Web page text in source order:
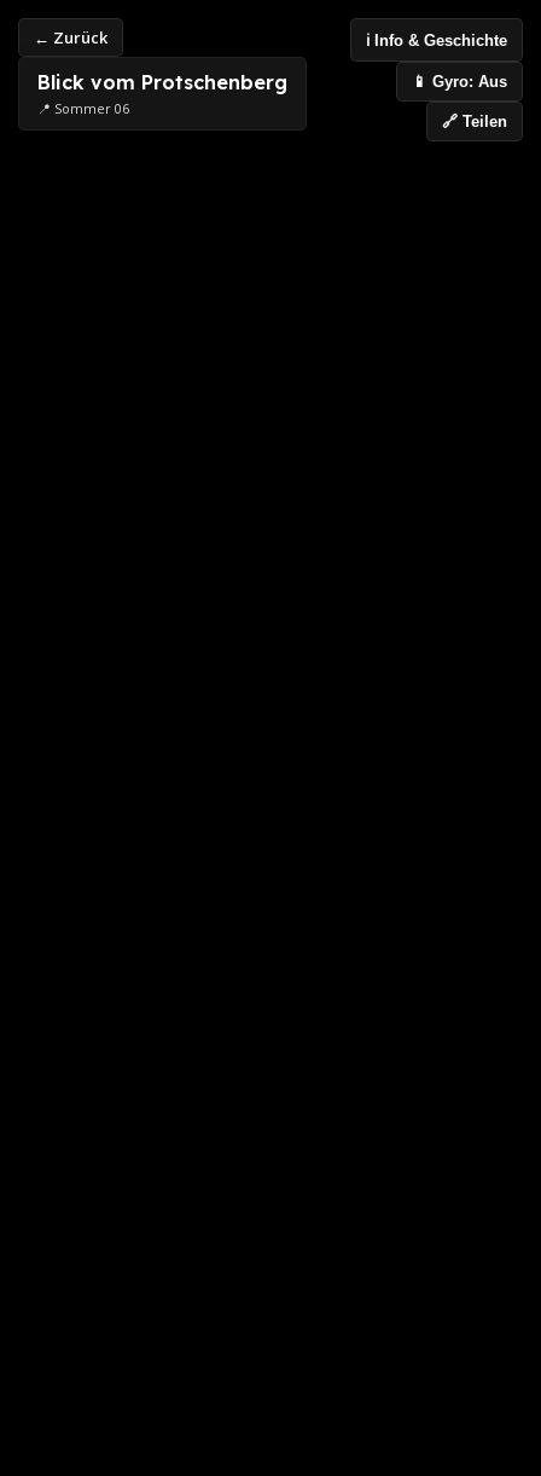
← Zurück
Blick vom Protschenberg
📍 Sommer 06
ℹ️ Info & Geschichte
📱 Gyro: Aus
🔗 Teilen